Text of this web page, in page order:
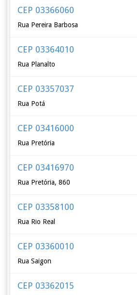
CEP 03366060
Rua Pereira Barbosa
CEP 03364010
Rua Planalto
CEP 03357037
Rua Potá
CEP 03416000
Rua Pretória
CEP 03416970
Rua Pretória, 860
CEP 03358100
Rua Rio Real
CEP 03360010
Rua Saigon
CEP 03362015